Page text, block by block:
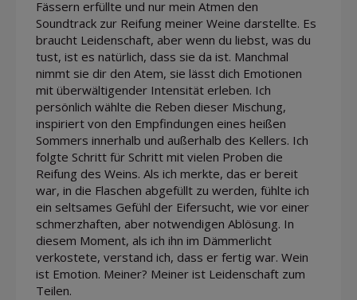
Fässern erfüllte und nur mein Atmen den
Soundtrack zur Reifung meiner Weine darstellte. Es
braucht Leidenschaft, aber wenn du liebst, was du
tust, ist es natürlich, dass sie da ist. Manchmal
nimmt sie dir den Atem, sie lässt dich Emotionen
mit überwältigender Intensität erleben. Ich
persönlich wählte die Reben dieser Mischung,
inspiriert von den Empfindungen eines heißen
Sommers innerhalb und außerhalb des Kellers. Ich
folgte Schritt für Schritt mit vielen Proben die
Reifung des Weins. Als ich merkte, das er bereit
war, in die Flaschen abgefüllt zu werden, fühlte ich
ein seltsames Gefühl der Eifersucht, wie vor einer
schmerzhaften, aber notwendigen Ablösung. In
diesem Moment, als ich ihn im Dämmerlicht
verkostete, verstand ich, dass er fertig war. Wein
ist Emotion. Meiner? Meiner ist Leidenschaft zum
Teilen.